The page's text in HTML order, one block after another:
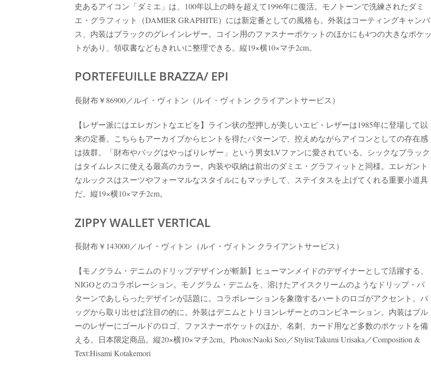
史あるアイコン「ダミエ」は、100年以上の時を超えて1996年に復活。モノトーンで洗練されたダミ
エ・グラフィット（DAMIER GRAPHITE）には新定番としての風格も。外装はコーティングキャンバ
ス、内装はブラックのグレインレザー。コイン用のファスナーポケットのほかにも4つの大きなポケッ
トがあり、領収書などもきれいに整理できる。縦19×横10×マチ2cm。
PORTEFEUILLE BRAZZA/ EPI
長財布￥86900／ルイ・ヴィトン（ルイ・ヴィトン クライアントサービス）
【レザー派にはエレガントなエピを】ライン状の型押しが美しいエピ・レザーは1985年に登場して以
来の定番。こちらもアーカイブからヒントを得たパターンで、控えめながらアイコンとしての存在感
は抜群。「財布やバッグはやっぱりレザー」という男女LVファンに愛されている。シックなブラック
はタイムレスに使える最高のカラー。内装や収納は前出のダミエ・グラフィットと同様。エレガント
なルックスはスーツやフォーマルなスタイルにもマッチして、ステイタスを上げてくれる重要小道具
だ。縦19×横10×マチ2cm。
ZIPPY WALLET VERTICAL
長財布￥143000／ルイ・ヴィトン（ルイ・ヴィトン クライアントサービス）
【モノグラム・デニムのドリップデザインが斬新】ヒューマンメイドのデザイナーとして活躍する、
NIGOとのコラボレーション。モノグラム・デニムを、溶けたアイスクリームのようなドリップ・パ
ターンであしらったデザインが話題に。コラボレーションを象徴するハートのロゴがアクセント。バ
ッグから取り出せば注目の的に。外装はデニムとトリヨンレザーとのコンビネーション。内装はブル
ーのレザーにゴールドのロゴ、ファスナーポケットのほか、名刺、カード用など多数のポケットを備
える。日本限定商品。縦20×横10×マチ2cm。Photos:Naoki Seo／Stylist:Takumi Urisaka／Composition &
Text:Hisami Kotakemori